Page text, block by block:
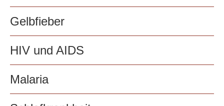
Gelbfieber
HIV und AIDS
Malaria